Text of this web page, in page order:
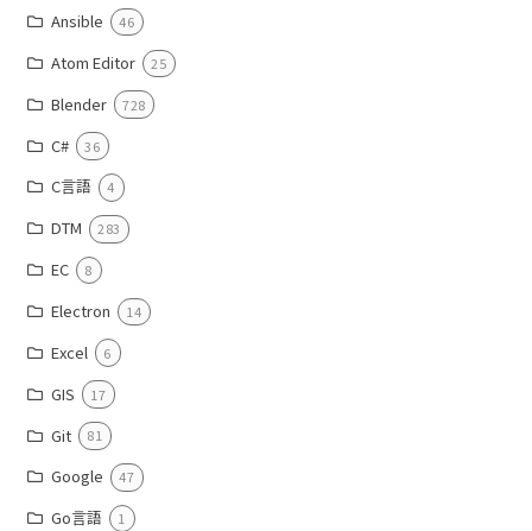
Ansible 46
Atom Editor 25
Blender 728
C# 36
C言語 4
DTM 283
EC 8
Electron 14
Excel 6
GIS 17
Git 81
Google 47
Go言語 1